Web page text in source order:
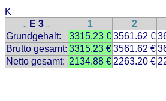
K
.. E 3 .. 1 2
Grundgehalt:
3315.23 €3561.62 €
Brutto gesamt: 3315.23 €3561.62 €
Netto gesamt: 2134.88 € 2263.20 €